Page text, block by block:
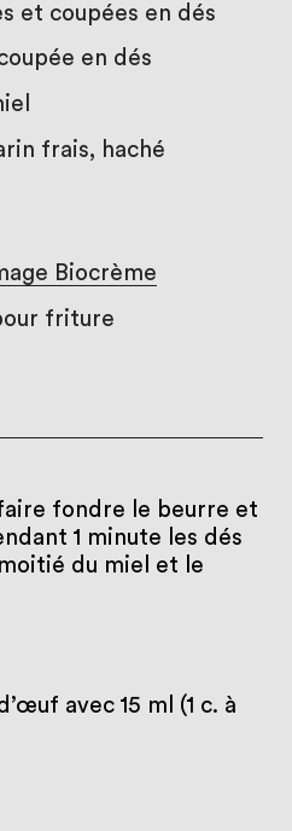
et coupées en dés
en dés
frais, haché
Biocrème
friture
fondre le beurre et
1 minute les dés
du miel et le
avec 15 ml (1 c. à